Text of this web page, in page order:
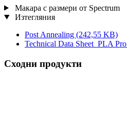
Макара с размери от Spectrum
Изтегляния
Post Annealing (242,55 KB)
Technical Data Sheet_PLA Pro
Сходни продукти